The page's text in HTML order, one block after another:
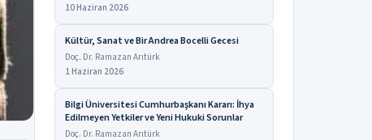
10 Haziran 2026
Kültür, Sanat ve Bir Andrea Bocelli Gecesi
Doç. Dr. Ramazan Arıtürk
1 Haziran 2026
Bilgi Üniversitesi Cumhurbaşkanı Kararı: İhya
Edilmeyen Yetkiler ve Yeni Hukuki Sorunlar
Doç. Dr. Ramazan Arıtürk